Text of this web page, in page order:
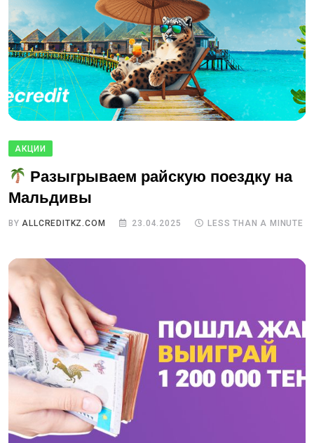
АКЦИИ
Разыгрываем райскую поездку на
Мальдивы
BY ALLCREDITKZ.COM 23.04.2025 LESS THAN A MINUTE